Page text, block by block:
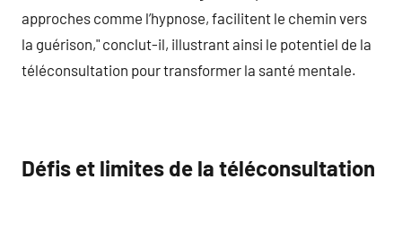
approches comme l’hypnose, facilitent le chemin vers
la guérison," conclut-il, illustrant ainsi le potentiel de la
téléconsultation pour transformer la santé mentale.
Défis et limites de la téléconsultation